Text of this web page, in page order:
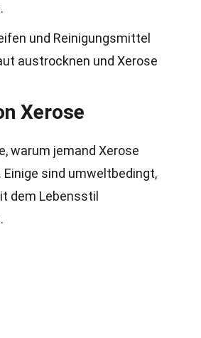
und Reinigungsmittel
austrocknen und Xerose
Xerose
warum jemand Xerose
sind umweltbedingt,
dem Lebensstil